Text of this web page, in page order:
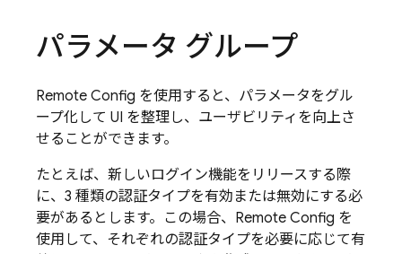
パラメータ グループ
Remote Config を使用すると、パラメータをグル
ープ化して UI を整理し、ユーザビリティを向上さ
せることができます。
たとえば、新しいログイン機能をリリースする際
に、3 種類の認証タイプを有効または無効にする必
要があるとします。この場合、 Remote Config を
使用して、それぞれの認証タイプを必要に応じて有